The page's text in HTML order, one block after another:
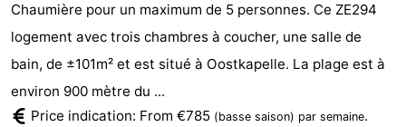
Chaumière pour un maximum de 5 personnes. Ce ZE294
logement avec trois chambres à coucher, une salle de
bain, de ±101m² et est situé à Oostkapelle. La plage est à
environ 900 mètre du ...
Price indication: From €785 (basse saison) par semaine.